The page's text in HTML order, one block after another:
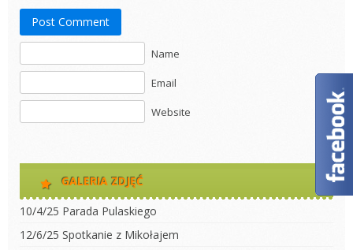
Post Comment
Name
Email
Website
GALERIA ZDJĘĆ
10/4/25 Parada Pulaskiego
12/6/25 Spotkanie z Mikołajem